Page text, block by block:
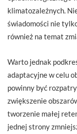
klimatozależnych.
świadomości nie
również na temat
Warto jednak
adaptacyjne w celu
powinny być
zwiększenie
tworzenie małej
jednej strony